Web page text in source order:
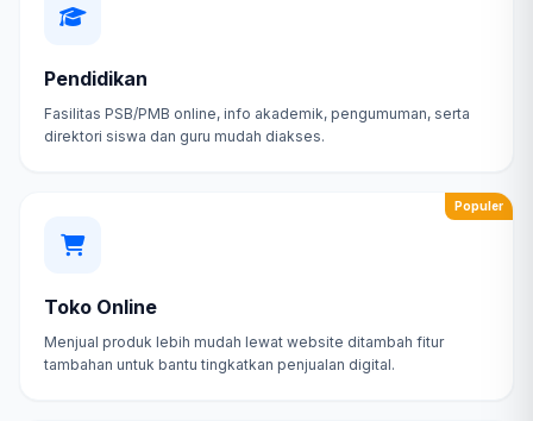
Pendidikan
Fasilitas PSB/PMB online, info akademik, pengumuman, serta
direktori siswa dan guru mudah diakses.
Populer
Toko Online
Menjual produk lebih mudah lewat website ditambah fitur
tambahan untuk bantu tingkatkan penjualan digital.